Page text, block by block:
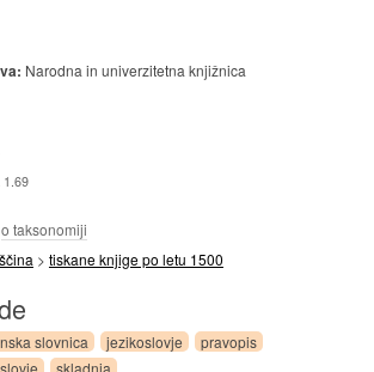
Narodna in univerzitetna knjižnica
1.69
o taksonomiji
> tiskane knjige po letu 1500
slovnica jezikoslovje
pravopis
skladnja